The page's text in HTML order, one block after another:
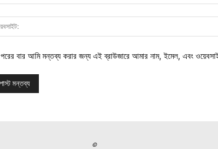
পরের বার আমি মন্তব্য করার জন্য এই ব্রাউজারে আমার নাম, ইমেল, এবং
©